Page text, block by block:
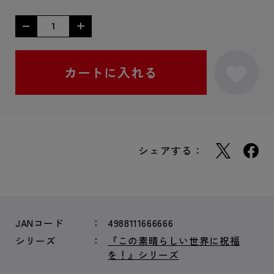
シェアする：
JANコード
4988111666666
シリーズ
『この素晴らしい世界に祝福
を！』シリーズ